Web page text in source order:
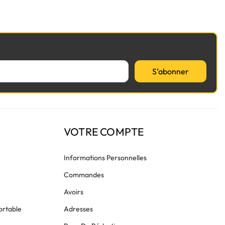
S’abonner
VOTRE COMPTE
Informations Personnelles
Commandes
Avoirs
Adresses